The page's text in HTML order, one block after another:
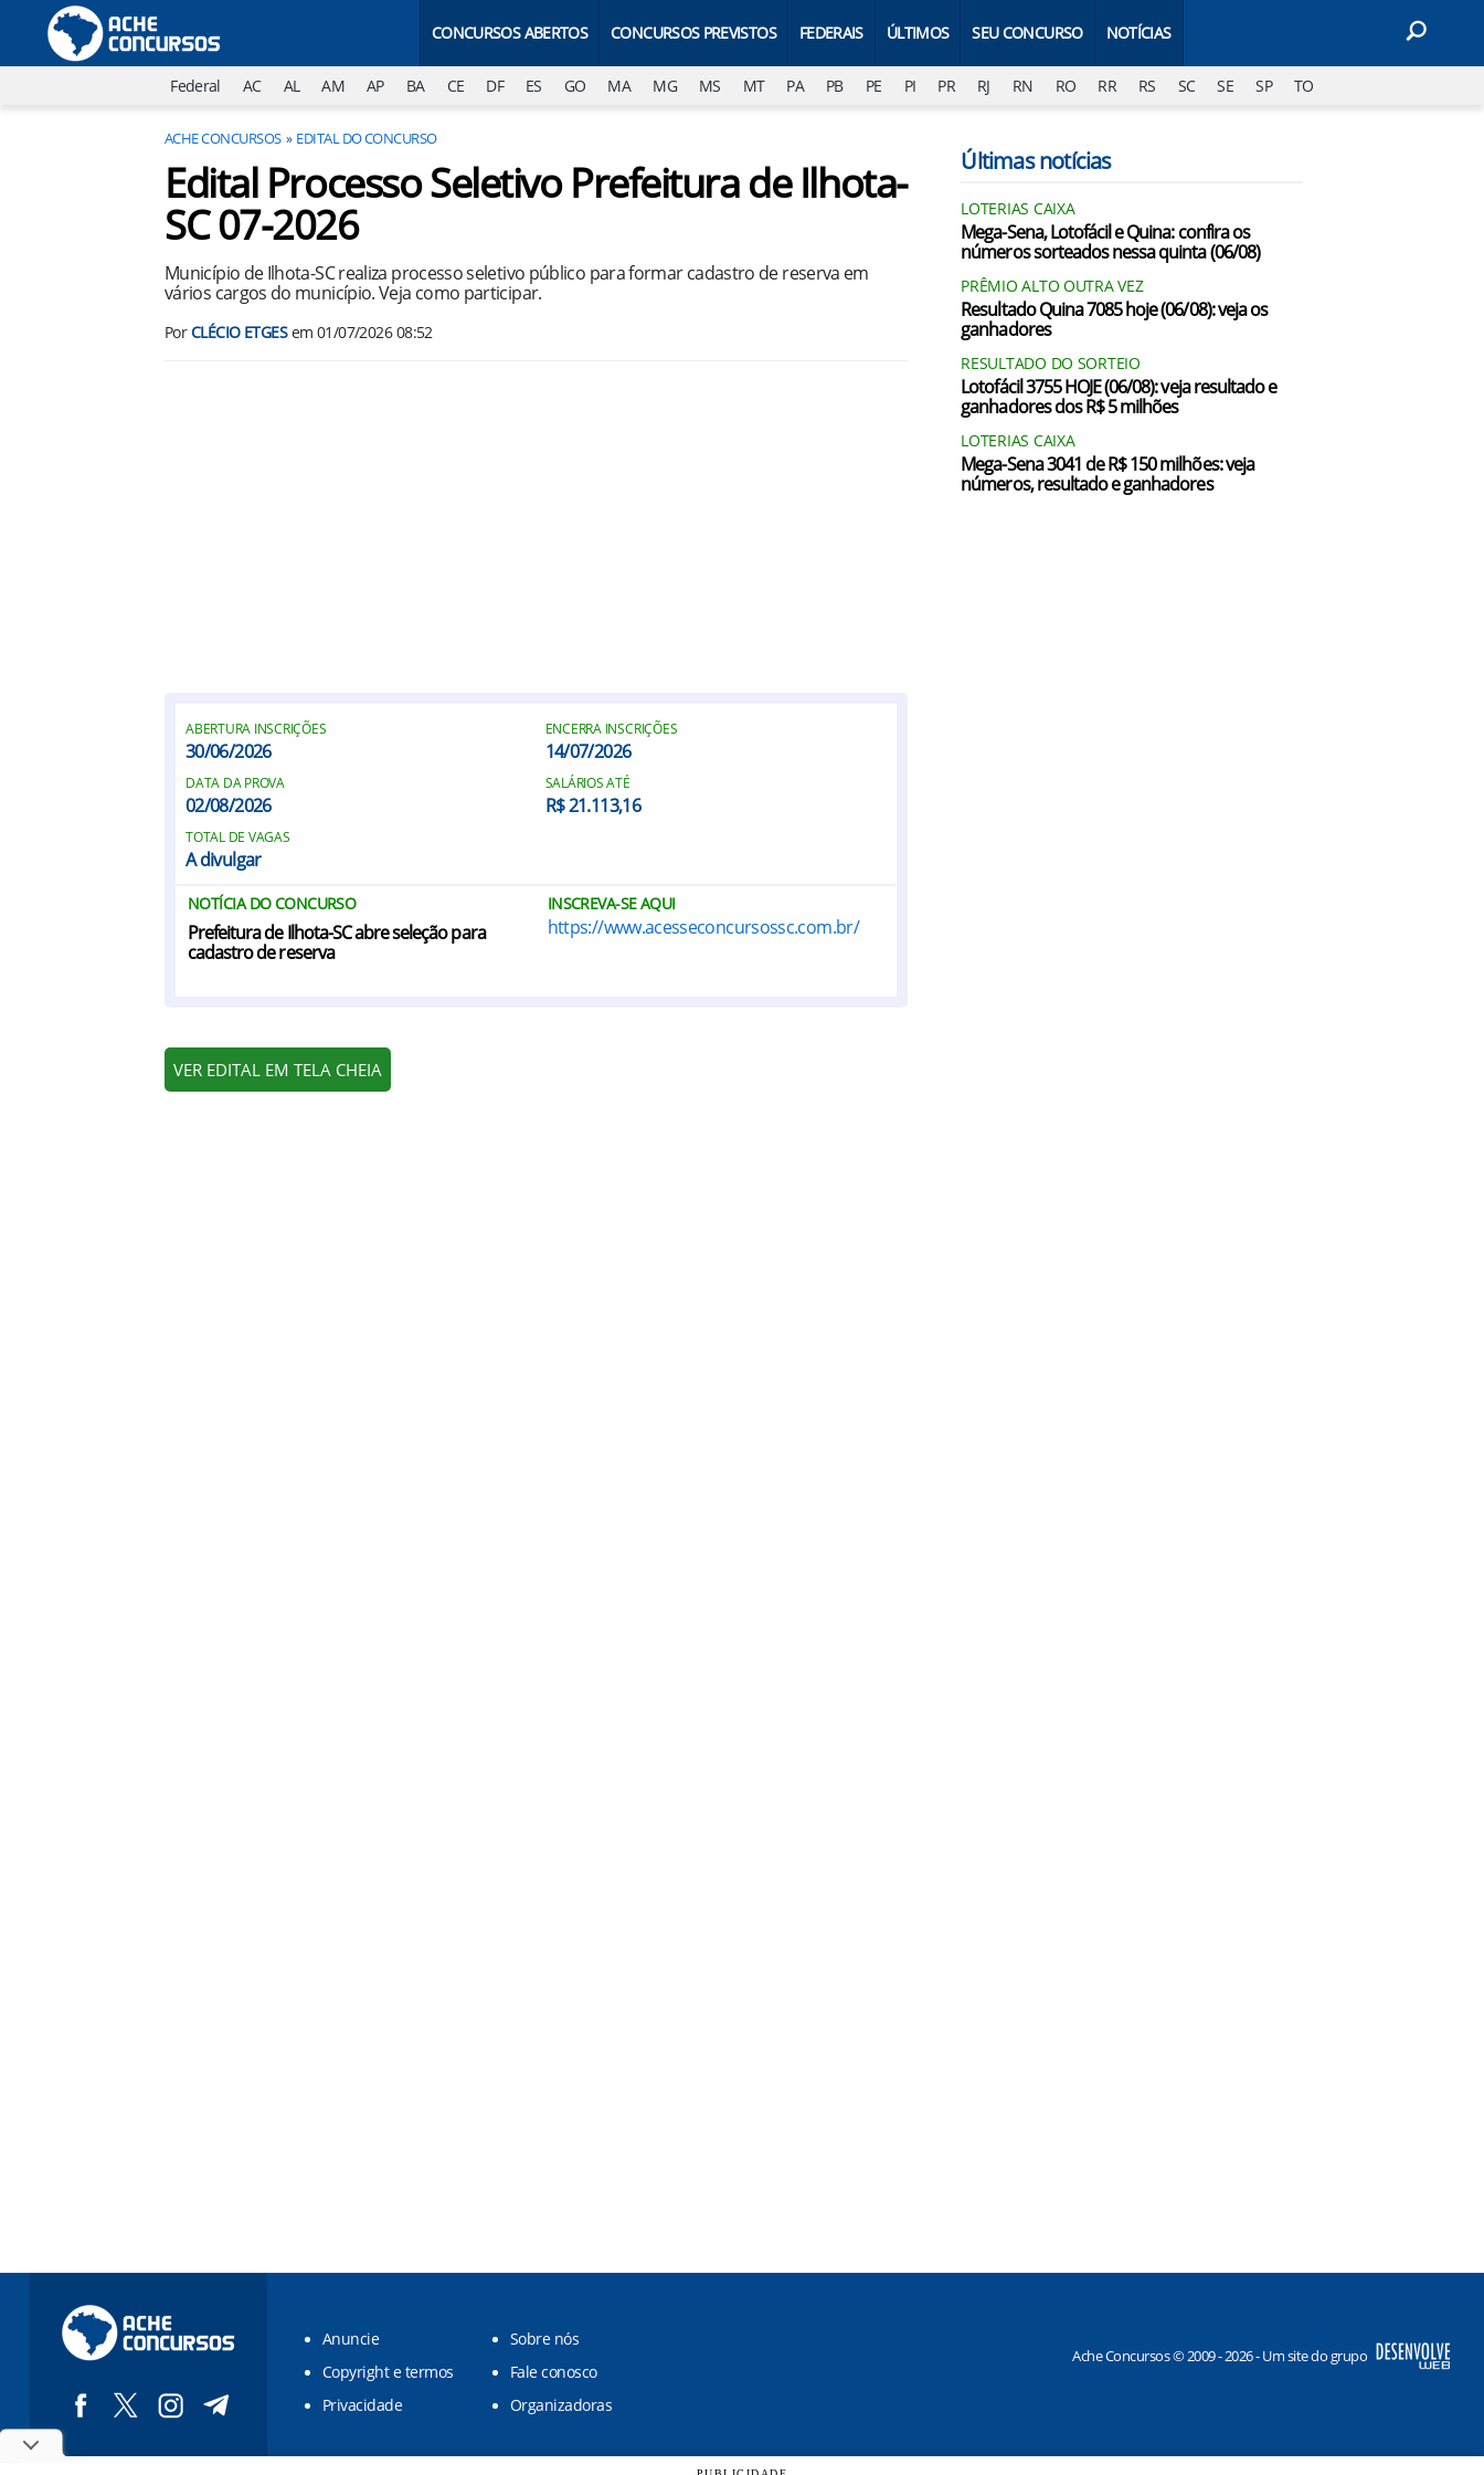
CONCURSOS ABERTOS CONCURSOS PREVISTOS FEDERAIS ÚLTIMOS SEU CONCURSO NOTÍCIAS
Federal AC AL AM AP BA CE DF ES GO MA MG MS MT PA PB PE PI PR RJ RN RO RR RS SC SE SP TO
ACHE CONCURSOS EDITAL DO CONCURSO
Edital Processo Seletivo Prefeitura de Ilhota-
SC 07-2026
Município de Ilhota-SC realiza processo seletivo público para formar cadastro de reserva em
vários cargos do município. Veja como participar.
PorCLÉCIO ETGESem 01/07/2026 08:52
ABERTURA INSCRIÇÕES
30/06/2026
ENCERRA INSCRIÇÕES
14/07/2026
DATA DA PROVA
02/08/2026
SALÁRIOS ATÉ
R$ 21.113,16
TOTAL DE VAGAS
A divulgar
NOTÍCIA DO CONCURSO
Prefeitura de Ilhota-SC abre seleção para
cadastro de reserva
INSCREVA-SE AQUI
https://www.acesseconcursossc.com.br/
VER EDITAL EM TELA CHEIA
Últimas notícias
LOTERIAS CAIXA
Mega-Sena, Lotofácil e Quina: confira os
números sorteados nessa quinta (06/08)
PRÊMIO ALTO OUTRA VEZ
Resultado Quina 7085 hoje (06/08): veja os
ganhadores
RESULTADO DO SORTEIO
Lotofácil 3755 HOJE (06/08): veja resultado e
ganhadores dos R$ 5 milhões
LOTERIAS CAIXA
Mega-Sena 3041 de R$ 150 milhões: veja
números, resultado e ganhadores
Anuncie
Sobre nós
Copyright e termos
Fale conosco
Privacidade
Organizadoras
Ache Concursos © 2009 - 2026 - Um site do grupo